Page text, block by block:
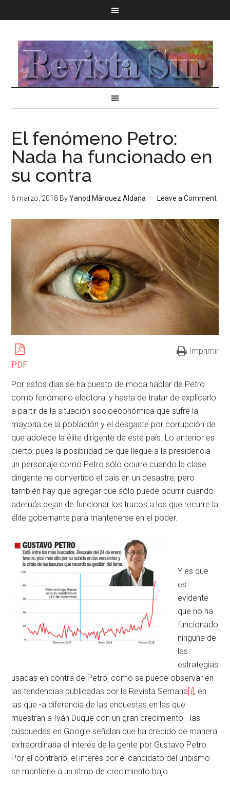
El fenómeno Petro:
Nada ha funcionado en
su contra
6 marzo, 2018 ByYanod Márquez Aldana Leave a Comment
PDF
Imprimir
Por estos días se ha puesto de moda hablar de Petro
como fenómeno electoral y hasta de tratar de explicarlo
a partir de la situación socioeconómica que sufre la
mayoría de la población y el desgaste por corrupción de
que adolece la élite dirigente de este país. Lo anterior es
cierto, pues la posibilidad de que llegue a la presidencia
un personaje como Petro sólo ocurre cuando la clase
dirigente ha convertido el país en un desastre, pero
también hay que agregar que sólo puede ocurrir cuando
además dejan de funcionar los trucos a los que recurre la
élite gobernante para mantenerse en el poder.
Y es que
es
evidente
que no ha
funcionado
ninguna de
las
estrategias
usadas en contra de Petro, como se puede observar en
las tendencias publicadas por la Revista Semana[i], en
las que -a diferencia de las encuestas en las que
muestran a Iván Duque con un gran crecimiento- las
búsquedas en Google señalan que ha crecido de manera
extraordinaria el interés de la gente por Gustavo Petro.
Por el contrario, el interés por el candidato del uribismo
se mantiene a un ritmo de crecimiento bajo.